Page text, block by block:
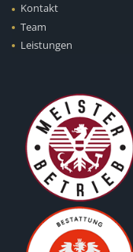
Kontakt
Team
Leistungen